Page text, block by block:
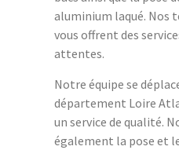
aluminium laqué. Nos
vous offrent des
attentes.
Notre équipe se
département Loire
un service de qualité.
également la pose et